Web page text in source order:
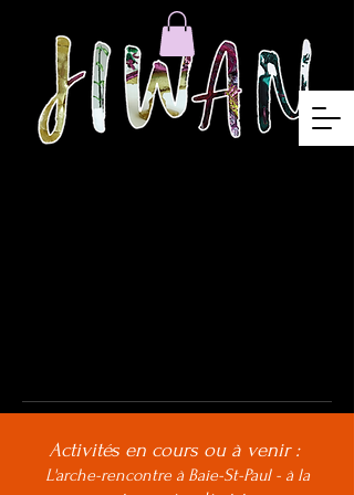
Activités en cours ou à venir :
L'arche-rencontre à Baie-St-Paul - à la